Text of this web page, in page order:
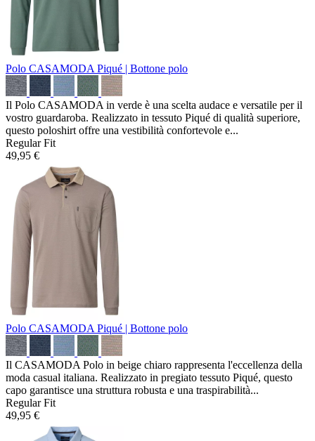
Polo CASAMODA Piqué | Bottone polo
Il Polo CASAMODA in verde è una scelta audace e versatile per il
vostro guardaroba. Realizzato in tessuto Piqué di qualità superiore,
questo poloshirt offre una vestibilità confortevole e...
Regular Fit
49,95 €
Polo CASAMODA Piqué | Bottone polo
Il CASAMODA Polo in beige chiaro rappresenta l'eccellenza della
moda casual italiana. Realizzato in pregiato tessuto Piqué, questo
capo garantisce una struttura robusta e una traspirabilità...
Regular Fit
49,95 €